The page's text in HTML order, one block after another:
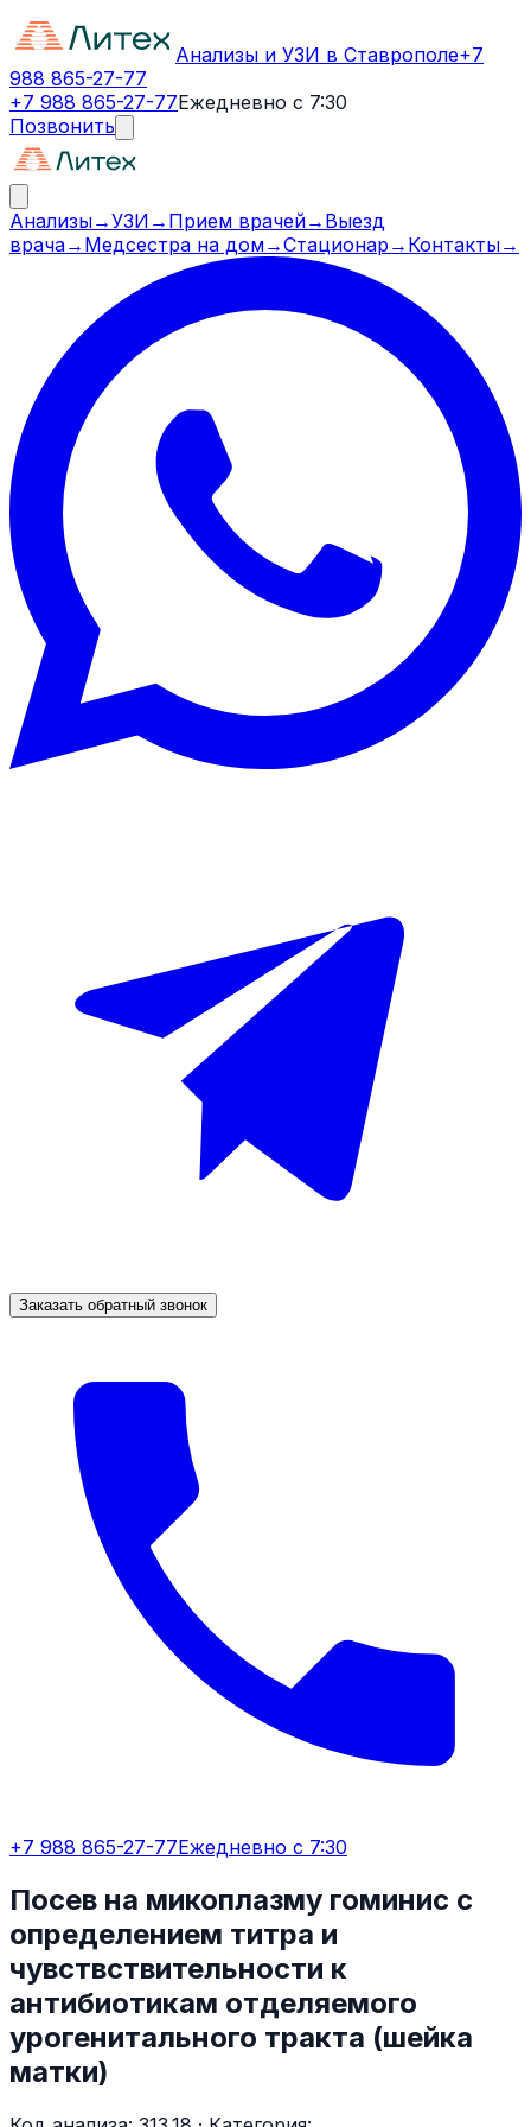
Анализы и УЗИ в Ставрополе+7
988 865-27-77
+7 988 865-27-77Ежедневно с 7:30
Позвонить
Анализы→УЗИ → Прием врачей→ Выезд
врача→ Медсестра на дом→Стационар → Контакты→
Заказать обратный звонок
+7 988 865-27-77Ежедневно с 7:30
Посев на микоплазму гоминис с
определением титра и
чувствствительности к
антибиотикам отделяемого
урогенитального тракта (шейка
матки)